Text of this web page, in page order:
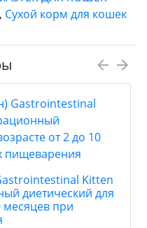
, Сухой корм для кошек
Kitten
диетический для
месяцев при